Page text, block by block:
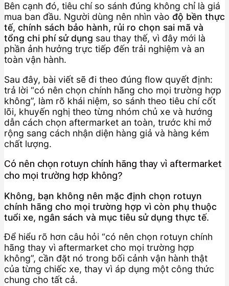
Bên cạnh đó, tiêu chí so sánh đúng không chỉ là giá
mua ban đầu. Người dùng nên nhìn vào độ bền thực
tế, chính sách bảo hành, rủi ro chọn sai mã và
tổng chi phí sử dụng sau thay thế, vì đây mới là
phần ảnh hưởng trực tiếp đến trải nghiệm và an
toàn vận hành.
Sau đây, bài viết sẽ đi theo đúng flow quyết định:
trả lời “có nên chọn chính hãng cho mọi trường hợp
không”, làm rõ khái niệm, so sánh theo tiêu chí cốt
lõi, khuyến nghị theo từng nhóm chủ xe và hướng
dẫn cách chọn aftermarket an toàn, trước khi mở
rộng sang cách nhận diện hàng giả và hàng kém
chất lượng.
Có nên chọn rotuyn chính hãng thay vì aftermarket
cho mọi trường hợp không?
Không, bạn không nên mặc định chọn rotuyn
chính hãng cho mọi trường hợp vì còn phụ thuộc
tuổi xe, ngân sách và mục tiêu sử dụng thực tế.
Để hiểu rõ hơn câu hỏi “có nên chọn rotuyn chính
hãng thay vì aftermarket cho mọi trường hợp
không”, cần đặt nó trong bối cảnh vận hành thật
của từng chiếc xe, thay vì áp dụng một công thức
chung cho tất cả.